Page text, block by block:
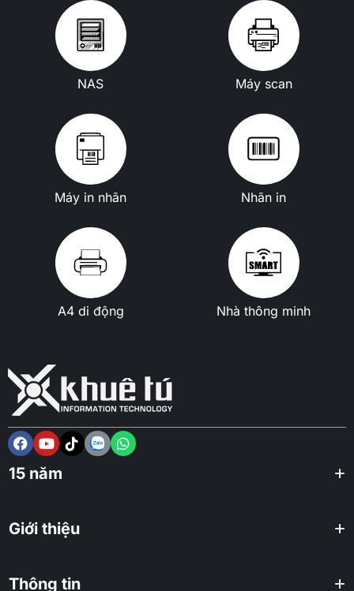
NAS Máy scan
Máy in nhãn Nhãn in
A4 di động Nhà thông minh
15 năm
Giới thiệu
Thông tin